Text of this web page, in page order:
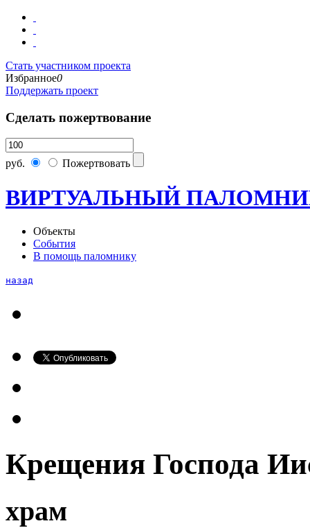
Стать участником проекта
Избранное0
Поддержать проект
Сделать пожертвование
руб. Пожертвовать
ВИРТУАЛЬНЫЙ
Объекты
События
В помощь паломнику
назад
Крещения Господа
храм